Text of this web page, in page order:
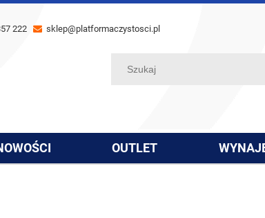
222 sklep@platformaczystosci.pl
OUTLET